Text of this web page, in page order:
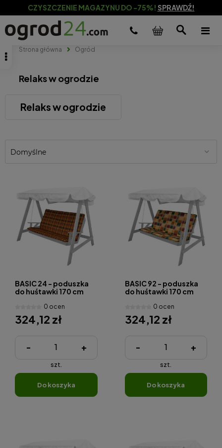
CZYSZCZENIE MAGAZYNU DO -75%! SPRAWDŹ!
Strona główna Ogród
Relaks w ogrodzie
Relaks w ogrodzie
BASIC 24 - poduszka
do huśtawki 170 cm
0 ocen
324,12 zł
- +
szt.
do koszyka
BASIC 92 - poduszka
do huśtawki 170 cm
0 ocen
324,12 zł
- +
szt.
do koszyka